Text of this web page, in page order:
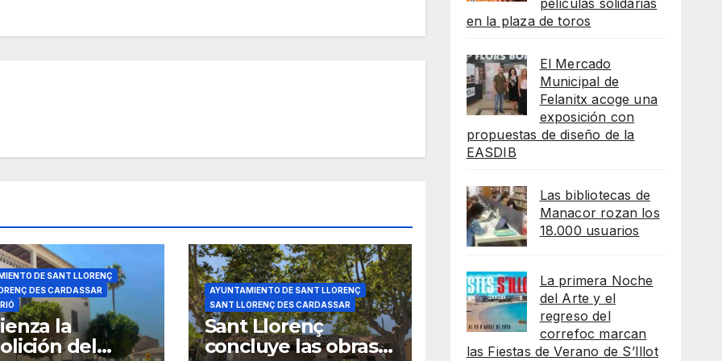
DE SANT LLORENÇ
DES CARDASSAR
la
del
AYUNTAMIENTO DE SANT LLORENÇ
SANT LLORENÇ DES CARDASSAR
Sant Llorenç
concluye las obras
en la plaza de toros
El Mercado
Municipal de
Felanitx acoge una
exposición con
propuestas de diseño de la
EASDIB
Las bibliotecas de
Manacor rozan los
18.000 usuarios
La primera Noche
del Arte y el
regreso del
correfoc marcan
las Fiestas de Verano de S’Illot